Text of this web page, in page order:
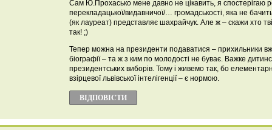
Сам Ю.Прохасько мене давно не цікавить, я спостерігаю
перекладацької/видавничої/… громадськості, яка не
(як лауреат) представляє шахрайчук. Але ж – скажи хто
так! ;)
Тепер можна на президенти подаватися – прихильники
біографії – та ж з ким по молодості не буває. Важке
президентських виборів. Тому і живемо так, бо
взірцевої львівської інтелігенції – є нормою.
ВІДПОВІCТИ